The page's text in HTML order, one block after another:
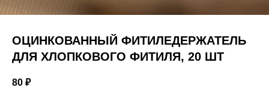
ОЦИНКОВАННЫЙ ФИТИЛЕДЕРЖАТЕЛЬ
ДЛЯ ХЛОПКОВОГО ФИТИЛЯ, 20 ШТ
80 ₽